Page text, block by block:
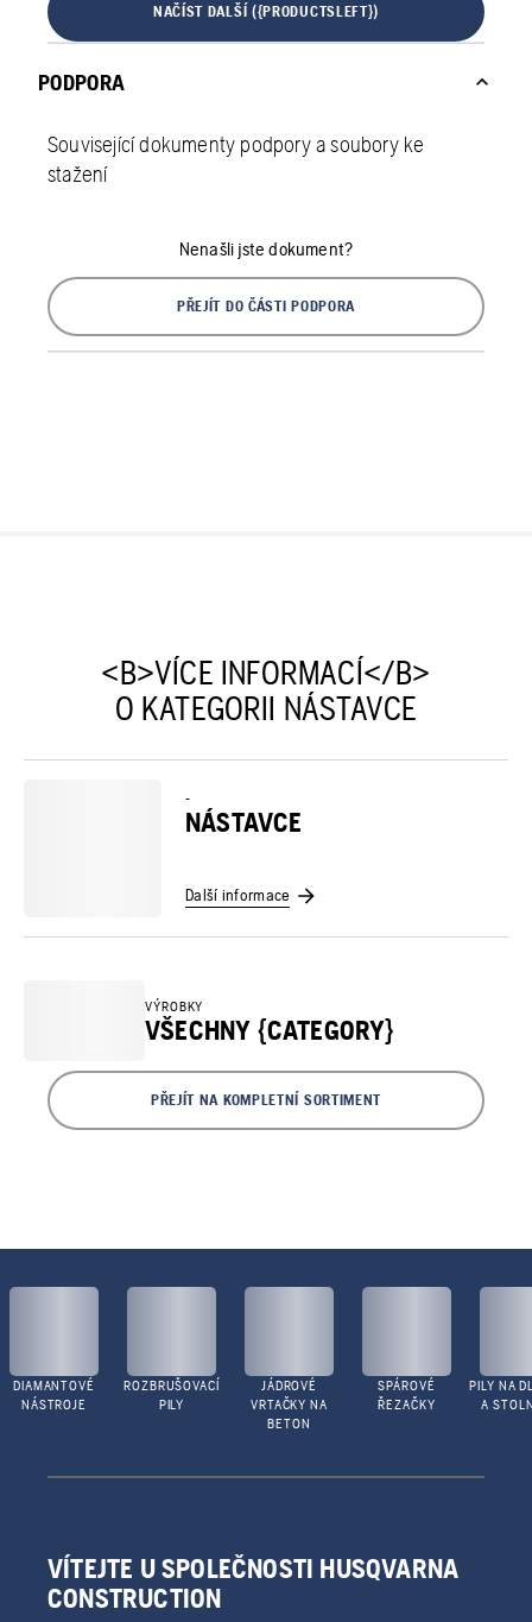
NAČÍST DALŠÍ ({PRODUCTSLEFT})
PODPORA
Související dokumenty podpory a soubory ke
stažení
Nenašli jste dokument?
PŘEJÍT DO ČÁSTI PODPORA
<B>VÍCE INFORMACÍ</B>
O KATEGORII NÁSTAVCE
-
NÁSTAVCE
Další informace
VÝROBKY
VŠECHNY {CATEGORY}
PŘEJÍT NA KOMPLETNÍ SORTIMENT
DIAMANTOVÉ
NÁSTROJE
ROZBRUŠOVACÍ
PILY
JÁDROVÉ
VRTAČKY NA
BETON
SPÁROVÉ
ŘEZAČKY
PILY NA
A
VÍTEJTE U SPOLEČNOSTI HUSQVARNA
CONSTRUCTION